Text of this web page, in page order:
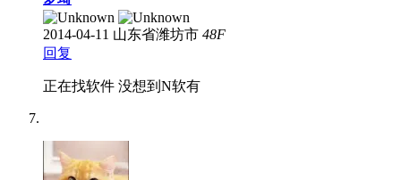
2014-04-11 山东省潍坊市 48F
回复
正在找软件 没想到N软有